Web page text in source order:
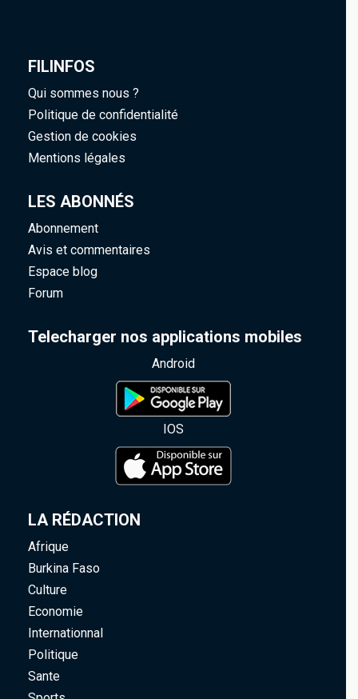
FILINFOS
Qui sommes nous ?
Politique de confidentialité
Gestion de cookies
Mentions légales
LES ABONNÉS
Abonnement
Avis et commentaires
Espace blog
Forum
Telecharger nos applications mobiles
Android
IOS
LA RÉDACTION
Afrique
Burkina Faso
Culture
Economie
Internationnal
Politique
Sante